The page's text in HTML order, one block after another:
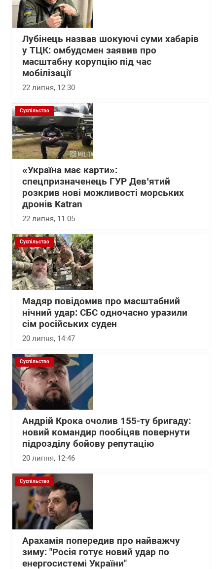
Лубінець назвав шокуючі суми хабарів
у ТЦК: омбудсмен заявив про
масштабну корупцію під час
мобілізації
22 липня, 12:30
Суспільство
«Україна має карти»:
спецпризначенець ГУР Дев’ятий
розкрив нові можливості морських
дронів Katran
22 липня, 11:05
Суспільство
Мадяр повідомив про масштабний
нічний удар: СБС одночасно уразили
сім російських суден
20 липня, 14:47
Суспільство
Андрій Крока очолив 155-ту бригаду:
новий командир пообіцяв повернути
підрозділу бойову репутацію
20 липня, 12:46
Суспільство
Арахамія попередив про найважчу
зиму: "Росія готує новий удар по
енергосистемі України"